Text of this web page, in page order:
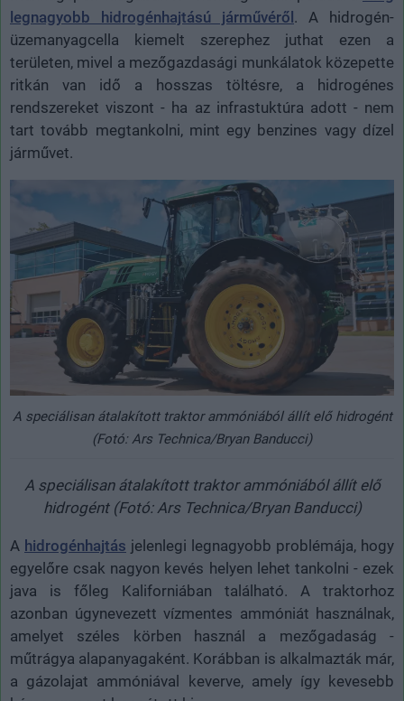
legnagyobb hidrogénhajtású járművéről . A hidrogén-
üzemanyagcella kiemelt szerephez juthat ezen a
területen, mivel a mezőgazdasági munkálatok közepette
ritkán van idő a hosszas töltésre, a hidrogénes
rendszereket viszont - ha az infrastuktúra adott - nem
tart tovább megtankolni, mint egy benzines vagy dízel
járművet.
A speciálisan átalakított traktor ammóniából állít elő hidrogént
(Fotó: Ars Technica/Bryan Banducci)
A speciálisan átalakított traktor ammóniából állít elő
hidrogént (Fotó: Ars Technica/Bryan Banducci)
A hidrogénhajtás jelenlegi legnagyobb problémája, hogy
egyelőre csak nagyon kevés helyen lehet tankolni - ezek
java is főleg Kaliforniában található. A traktorhoz
azonban úgynevezett vízmentes ammóniát használnak,
amelyet széles körben használ a mezőgadaság -
műtrágya alapanyagaként. Korábban is alkalmazták már,
a gázolajat ammóniával keverve, amely így kevesebb